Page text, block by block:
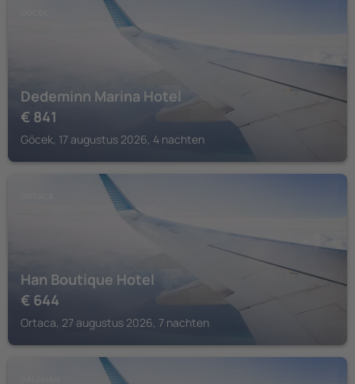
Dedeminn Marina Hotel
€ 841
Göcek, 17 augustus 2026, 4 nachten
Han Boutique Hotel
€ 644
Ortaca, 27 augustus 2026, 7 nachten